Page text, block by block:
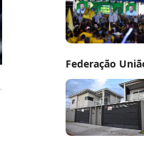
Federação